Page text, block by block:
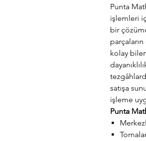
Punta
işlemleri
bir
kolay
satışa
işleme
Punta